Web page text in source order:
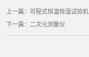
上一篇：可程式恒温恒湿试验机
下一篇： 二次元测量仪